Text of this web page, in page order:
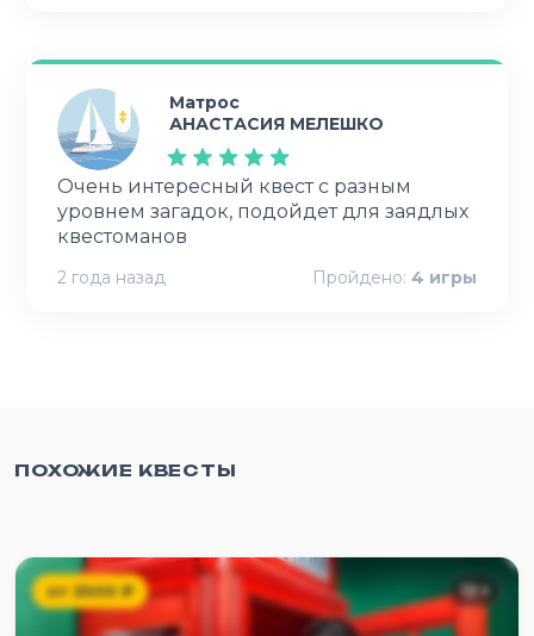
Матрос
АНАСТАСИЯ МЕЛЕШКО
Очень интересный квест с разным
уровнем загадок, подойдет для заядлых
квестоманов
2 года назад Пройдено: 4 игры
ПОХОЖИЕ КВЕСТЫ
от 2500₽ 12+